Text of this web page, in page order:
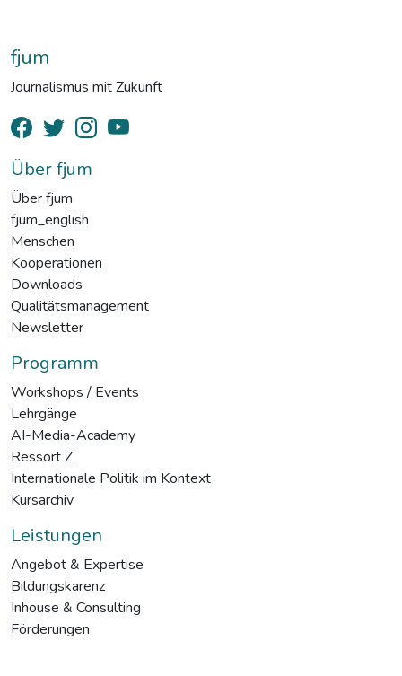
fjum
Journalismus mit Zukunft
Über fjum
Über fjum
fjum_english
Menschen
Kooperationen
Downloads
Qualitätsmanagement
Newsletter
Programm
Workshops / Events
Lehrgänge
AI-Media-Academy
Ressort Z
Internationale Politik im Kontext
Kursarchiv
Leistungen
Angebot & Expertise
Bildungskarenz
Inhouse & Consulting
Förderungen